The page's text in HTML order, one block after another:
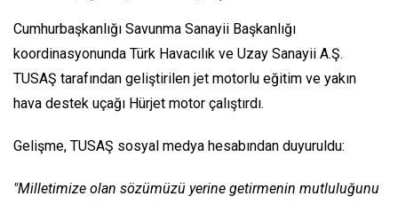
Cumhurbaşkanlığı Savunma Sanayii Başkanlığı
koordinasyonunda Türk Havacılık ve Uzay Sanayii A.Ş.
TUSAŞ tarafından geliştirilen jet motorlu eğitim ve yakın
hava destek uçağı Hürjet motor çalıştırdı.
Gelişme, TUSAŞ sosyal medya hesabından duyuruldu:
"Milletimize olan sözümüzü yerine getirmenin mutluluğunu